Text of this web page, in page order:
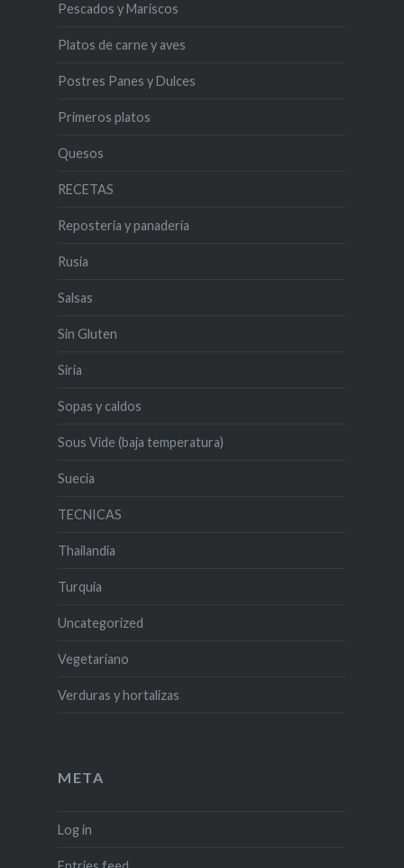
Pescados y Mariscos
Platos de carne y aves
Postres Panes y Dulces
Primeros platos
Quesos
RECETAS
Reposteria y panadería
Rusia
Salsas
Sin Gluten
Siria
Sopas y caldos
Sous Vide (baja temperatura)
Suecia
TECNICAS
Thailandia
Turquia
Uncategorized
Vegetariano
Verduras y hortalizas
META
Log in